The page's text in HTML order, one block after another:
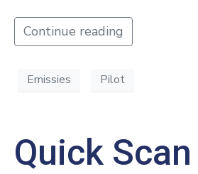
Continue reading
Emissies Pilot
Quick Scan